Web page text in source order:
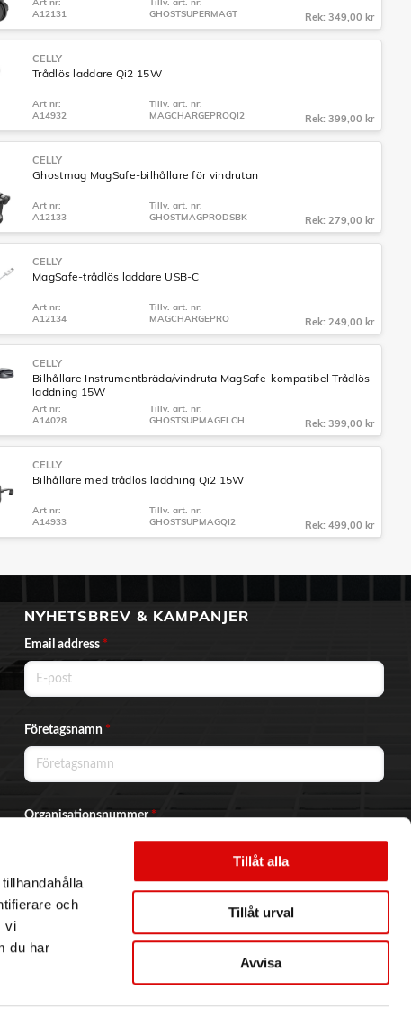
och
vi
du har
Tillåt alla
Tillåt urval
Avvisa
A12131
GHOSTSUPERMAGT
Rek: 349,00 kr
CELLY
Trådlös laddare Qi2 15W
Art nr:
A14932
Tillv. art. nr:
MAGCHARGEPROQI2
Rek: 399,00 kr
CELLY
Ghostmag MagSafe-bilhållare för vindrutan
Art nr:
A12133
Tillv. art. nr:
GHOSTMAGPRODSBK
Rek: 279,00 kr
CELLY
MagSafe-trådlös laddare USB-C
Art nr:
A12134
Tillv. art. nr:
MAGCHARGEPRO
Rek: 249,00 kr
CELLY
Bilhållare Instrumentbräda/vindruta MagSafe-kompatibel Trådlös
laddning 15W
Art nr:
A14028
Tillv. art. nr:
GHOSTSUPMAGFLCH
Rek: 399,00 kr
CELLY
Bilhållare med trådlös laddning Qi2 15W
Art nr:
A14933
Tillv. art. nr:
GHOSTSUPMAGQI2
Rek: 499,00 kr
NYHETSBREV & KAMPANJER
Email address *
Företagsnamn *
Organisationsnummer*
Ja, jag vill prenumerera på nyhetsbrevet.